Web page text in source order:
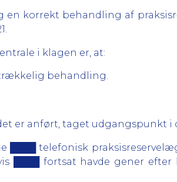
korrekt behandling af
i klagen er, at:
behandling.
er anført, taget udgangspunkt i
████ telefonisk
████ fortsat havde gener